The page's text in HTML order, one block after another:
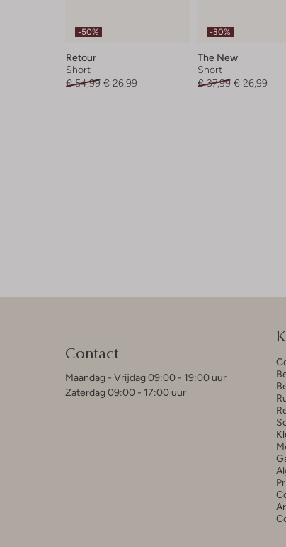
-50%
Retour
Short
€ 54,99 € 26,99
-30%
The New
Short
€ 37,99 € 26,99
Contact
Maandag - Vrijdag 09:00 - 19:00 uur
Zaterdag 09:00 - 17:00 uur